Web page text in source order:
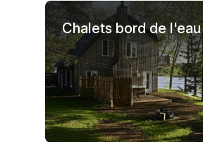
Chalets bord de